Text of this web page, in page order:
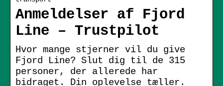
Anmeldelser af Fjord
Line – Trustpilot
Hvor mange stjerner vil du give
Fjord Line? Slut dig til de 315
personer, der allerede har
bidraget. Din oplevelse tæller.